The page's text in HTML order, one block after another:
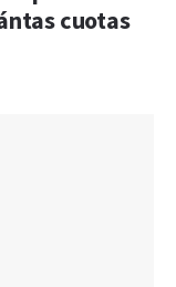
cuotas